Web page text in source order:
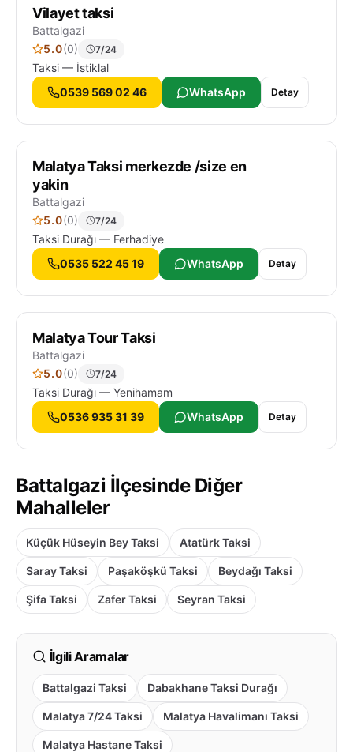
Vilayet taksi
Battalgazi
5.0(0) 7/24
Taksi — İstiklal
0539 569 02 46
WhatsApp Detay
Malatya Taksi merkezde /size en
yakin
Battalgazi
5.0(0) 7/24
Taksi Durağı — Ferhadiye
0535 522 45 19
WhatsApp Detay
Malatya Tour Taksi
Battalgazi
5.0(0) 7/24
Taksi Durağı — Yenihamam
0536 935 31 39
WhatsApp Detay
Battalgazi İlçesinde Diğer
Mahalleler
Küçük Hüseyin Bey Taksi Atatürk Taksi
Saray Taksi Paşaköşkü Taksi Beydağı Taksi
Şifa Taksi Zafer Taksi Seyran Taksi
İlgili Aramalar
Battalgazi Taksi Dabakhane Taksi Durağı
Malatya 7/24 Taksi Malatya Havalimanı Taksi
Malatya Hastane Taksi